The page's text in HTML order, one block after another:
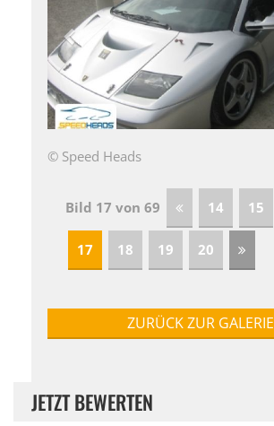
© Speed Heads
Bild 17 von 69 14 15
17 18 19 20
ZURÜCK ZUR GALERIE
JETZT BEWERTEN